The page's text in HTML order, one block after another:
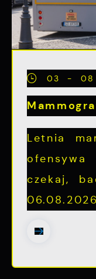
03 - 08
Letnia
czekaj,